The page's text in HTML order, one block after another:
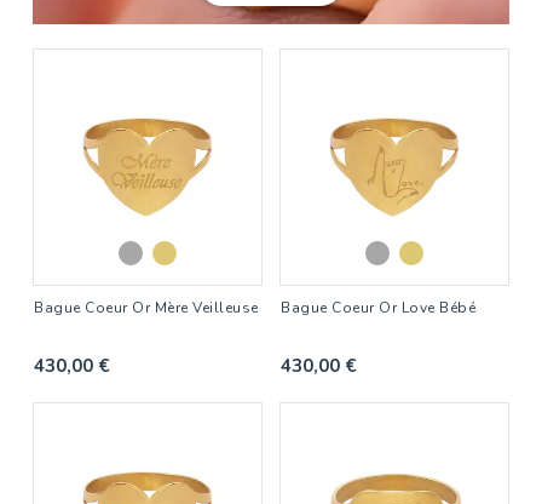
Bague Coeur Or Mère Veilleuse
430,00 €
Bague Coeur Or Love Bébé
430,00 €